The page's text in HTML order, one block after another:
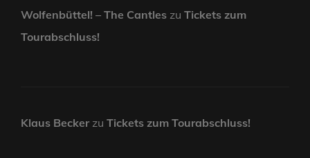
Wolfenbüttel! – The Cantles zu Tickets zum
Tourabschluss!
Klaus Beckerzu Tickets zum Tourabschluss!